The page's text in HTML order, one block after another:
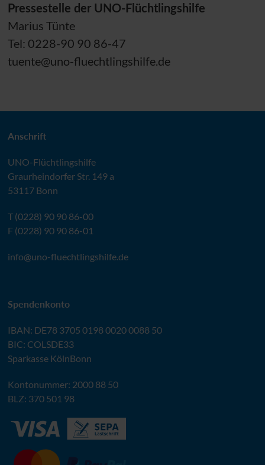
Pressestelle der UNO-Flüchtlingshilfe
Marius Tünte
Tel: 0228-90 90 86-47
tuente@uno-fluechtlingshilfe.de
Anschrift
UNO-Flüchtlingshilfe
Graurheindorfer Str. 149 a
53117 Bonn
T (0228) 90 90 86-00
F (0228) 90 90 86-01
info@uno-fluechtlingshilfe.de
Spendenkonto
IBAN: DE78 3705 0198 0020 0088 50
BIC: COLSDE33
Sparkasse KölnBonn
Kontonummer: 2000 88 50
BLZ: 370 501 98